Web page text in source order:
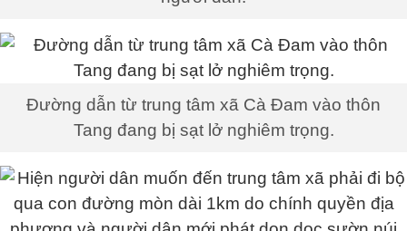
Đường dẫn từ trung tâm xã Cà Đam vào thôn
Tang đang bị sạt lở nghiêm trọng.